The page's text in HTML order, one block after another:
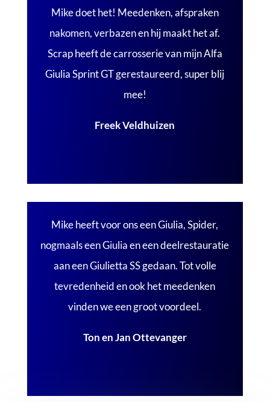
Mike doet het! Meedenken, afspraken
nakomen, verbazen en hij maakt het af.
Scrap heeft de carrosserie van mijn Alfa
Giulia Sprint GT gerestaureerd, super blij
mee!
Freek Veldhuizen
Mike heeft voor ons een Giulia, Spider,
nogmaals een Giulia en een deelrestauratie
aan een Giulietta SS gedaan. Tot volle
tevredenheid en ook het meedenken
vinden we een groot voordeel.
Ton en Jan Ottevanger